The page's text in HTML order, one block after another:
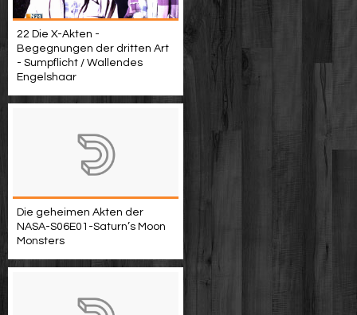
22 Die X-Akten -
Begegnungen der dritten Art
- Sumpflicht / Wallendes
Engelshaar
Die geheimen Akten der
NASA-S06E01-Saturn’s Moon
Monsters